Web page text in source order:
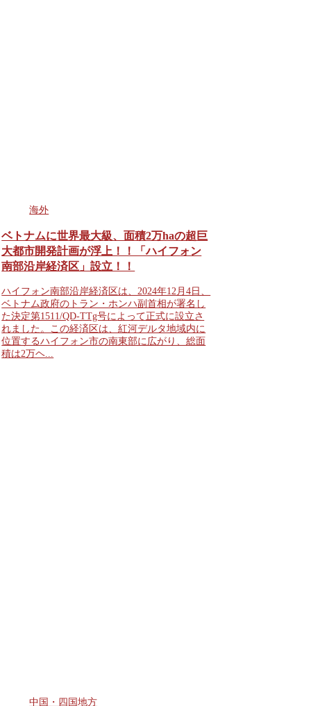
海外
ベトナムに世界最大級、面積2万haの超巨
大都市開発計画が浮上！！「ハイフォン
南部沿岸経済区」設立！！
ハイフォン南部沿岸経済区は、2024年12月4日、
ベトナム政府のトラン・ホンハ副首相が署名し
た決定第1511/QD-TTg号によって正式に設立さ
れました。この経済区は、紅河デルタ地域内に
位置するハイフォン市の南東部に広がり、総面
積は2万ヘ...
中国・四国地方